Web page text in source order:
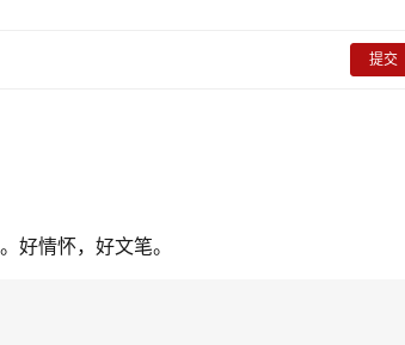
提交
好情怀，好文笔。